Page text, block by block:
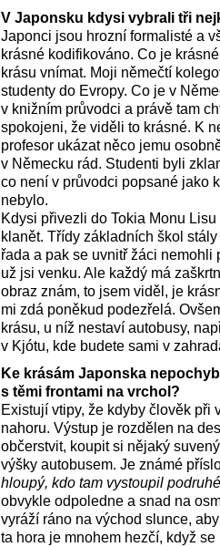
V Japonsku kdysi vybrali tři
Japonci jsou hrozní formalisté a
krásné kodifikováno. Co je
krásu vnímat. Moji němečtí
studenty do Evropy. Co je v
v knižním průvodci a právě tam
spokojeni, že viděli to krásné. K
profesor ukázat něco jemu
v Německu rád. Studenti byli
co není v průvodci popsané jako
nebylo.
Kdysi přivezli do Tokia Monu
klanět. Třídy základních škol
řada a pak se uvnitř žáci
už jsi venku. Ale každý má
obraz znám, to jsem viděl, je
mi zdá poněkud podezřelá.
krásu, u níž nestaví autobusy,
v Kjótu, kde budete sami v
Ke krásám Japonska
s těmi frontami na vrchol?
Existují vtipy, že kdyby člověk při
nahoru. Výstup je rozdělen na
občerstvit, koupit si nějaký
výšky autobusem. Je známé
hloupý, kdo tam vystoupil
obvykle odpoledne a snad na
vyráží ráno na východ slunce,
ta hora je mnohem hezčí, když